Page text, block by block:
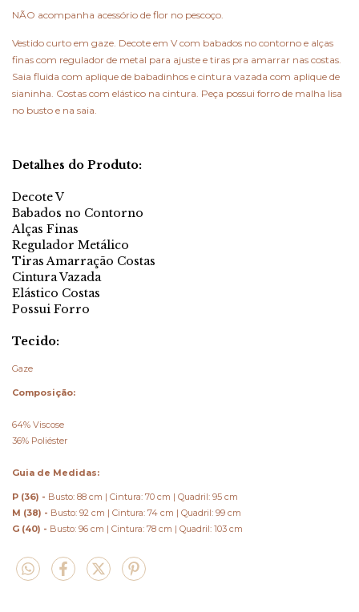
NÃO acompanha acessório de flor no pescoço.
Vestido curto em gaze. Decote em V com babados no contorno e alças
finas com regulador de metal para ajuste e tiras pra amarrar nas costas.
Saia fluida com aplique de babadinhos e cintura vazada com aplique de
sianinha. Costas com elástico na cintura. Peça possui forro de malha lisa
no busto e na saia.
Detalhes do Produto:
Decote V
Babados no Contorno
Alças Finas
Regulador Metálico
Tiras Amarração Costas
Cintura Vazada
Elástico Costas
Possui Forro
Tecido:
Gaze
Composição:
64% Viscose
36% Poliéster
Guia de Medidas:
P (36) - Busto: 88 cm | Cintura: 70 cm | Quadril: 95 cm
M (38) - Busto: 92 cm | Cintura: 74 cm | Quadril: 99 cm
G (40) - Busto: 96 cm | Cintura: 78 cm | Quadril: 103 cm